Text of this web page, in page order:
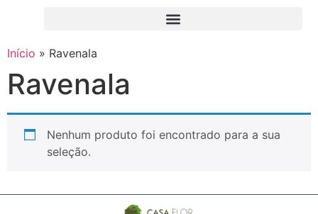
Início » Ravenala
Ravenala
Nenhum produto foi encontrado para a sua
seleção.